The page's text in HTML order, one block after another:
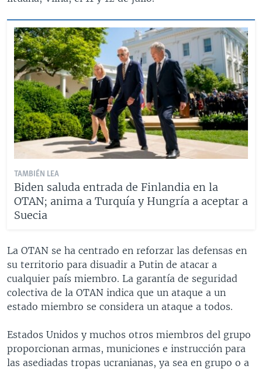
TAMBIÉN LEA
Biden saluda entrada de Finlandia en la
OTAN; anima a Turquía y Hungría a aceptar a
Suecia
La OTAN se ha centrado en reforzar las defensas en
su territorio para disuadir a Putin de atacar a
cualquier país miembro. La garantía de seguridad
colectiva de la OTAN indica que un ataque a un
estado miembro se considera un ataque a todos.
Estados Unidos y muchos otros miembros del grupo
proporcionan armas, municiones e instrucción para
las asediadas tropas ucranianas, ya sea en grupo o a